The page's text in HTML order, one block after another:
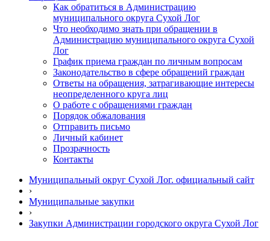
Как обратиться в Администрацию
муниципального округа Сухой Лог
Что необходимо знать при обращении в
Администрацию муниципального округа Сухой
Лог
График приема граждан по личным вопросам
Законодательство в сфере обращений граждан
Ответы на обращения, затрагивающие интересы
неопределенного круга лиц
О работе с обращениями граждан
Порядок обжалования
Отправить письмо
Личный кабинет
Прозрачность
Контакты
Муниципальный округ Сухой Лог. официальный сайт
›
Муниципальные закупки
›
Закупки Администрации городского округа Сухой Лог